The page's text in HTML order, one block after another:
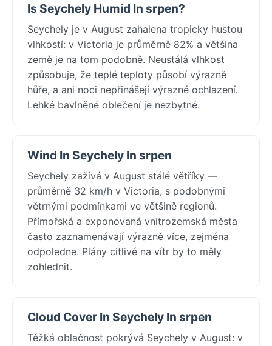
Is Seychely Humid In srpen?
Seychely je v August zahalena tropicky hustou
vlhkostí: v Victoria je průměrně 82% a většina
země je na tom podobně. Neustálá vlhkost
způsobuje, že teplé teploty působí výrazně
hůře, a ani noci nepřinášejí výrazné ochlazení.
Lehké bavlněné oblečení je nezbytné.
Wind In Seychely In srpen
Seychely zažívá v August stálé větříky —
průměrně 32 km/h v Victoria, s podobnými
větrnými podmínkami ve většině regionů.
Přímořská a exponovaná vnitrozemská města
často zaznamenávají výrazně více, zejména
odpoledne. Plány citlivé na vítr by to měly
zohlednit.
Cloud Cover In Seychely In srpen
Těžká oblačnost pokrývá Seychely v August: v